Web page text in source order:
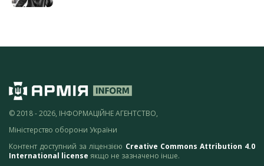
© 2018 - 2026, ІНФОРМАЦІЙНЕ АГЕНТСТВО,
Міністерство оборони України
Контент доступний за ліцензією Creative Commons Attribution 4.0
International license якщо не зазначено інше.